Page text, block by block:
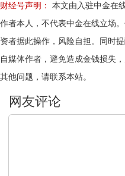
财经号声明：
本文由入驻中金在
作者本人，不代表中金在线立场
资者据此操作，风险自担。同时
自媒体作者，避免造成金钱损失
其他问题，请联系本站。